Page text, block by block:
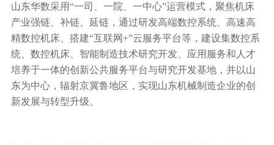
山东华数采用“一司、一院、一中心”运营模式，聚焦机床
产业强链、补链、延链，通过研发高端数控系统、高速高
精数控机床、搭建“互联网+”云服务平台等，建设集数控系
统、数控机床、智能制造技术研究开发、应用服务和人才
培养于一体的创新公共服务平台与研究开发基地，并以山
东为中心，辐射京冀鲁地区，实现山东机械制造企业的创
新发展与转型升级。